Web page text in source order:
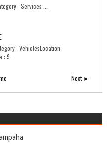
: Services ...
: VehiclesLocation :
9...
Next ►